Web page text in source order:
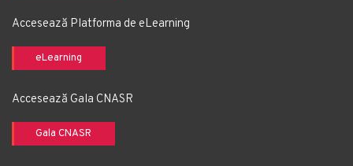
Accesează Platforma de eLearning
eLearning
Accesează Gala CNASR
Gala CNASR